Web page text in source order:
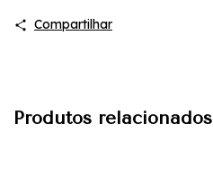
Compartilhar
Produtos relacionados